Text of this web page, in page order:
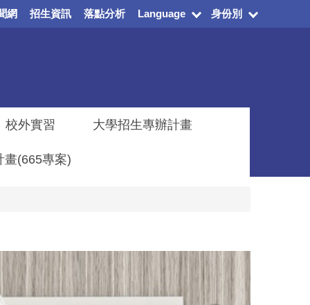
網 招生資訊 落點分析 Language 身份別
校外實習 大學招生專辦計畫
畫(665專案)